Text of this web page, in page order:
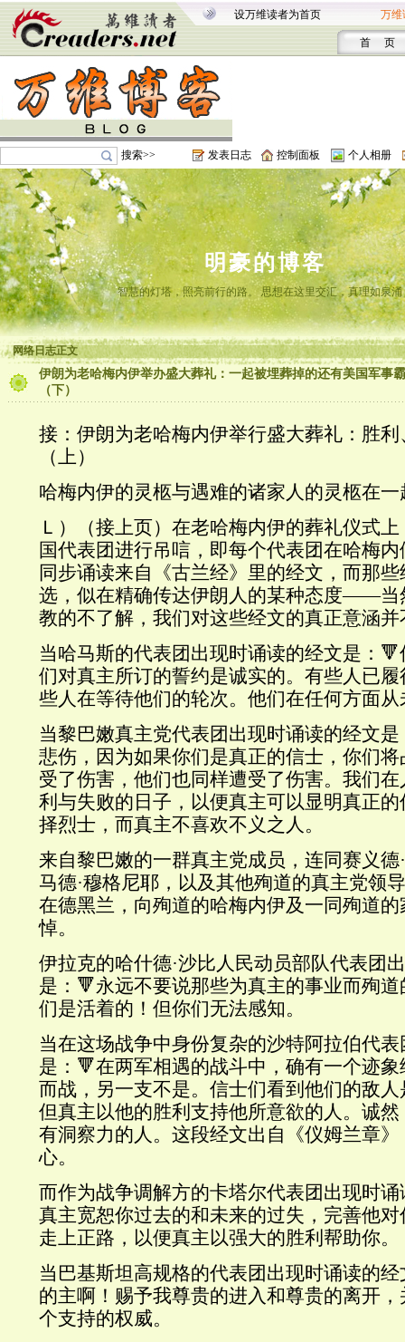
设万维读者为首页 万维
首 页
搜索>> 发表日志 控制面板 个人相册
明豪的博客
智慧的灯塔，照亮前行的路。 思想在这里交汇，真理如泉涌
网络日志正文
伊朗为老哈梅内伊举办盛大葬礼：一起被埋葬掉的还有美国军事
（下）
接：伊朗为老哈梅内伊举行盛大葬礼：胜
（上）
哈梅内伊的灵柩与遇难的诸家人的灵柩在
Ｌ）（接上页）在老哈梅内伊的葬礼仪式
国代表团进行吊唁，即每个代表团在哈梅
同步诵读来自《古兰经》里的经文，而那
选，似在精确传达伊朗人的某种态度——当
教的不了解，我们对这些经文的真正意涵
当哈马斯的代表团出现时诵读的经文是：
们对真主所订的誓约是诚实的。有些人已
些人在等待他们的轮次。他们在任何方面
当黎巴嫩真主党代表团出现时诵读的经文
悲伤，因为如果你们是真正的信士，你们
受了伤害，他们也同样遭受了伤害。我们
利与失败的日子，以便真主可以显明真正
择烈士，而真主不喜欢不义之人。
来自黎巴嫩的一群真主党成员，连同赛义德
马德·穆格尼耶，以及其他殉道的真主党领
在德黑兰，向殉道的哈梅内伊及一同殉道
悼。
伊拉克的哈什德·沙比人民动员部队代表团
是：🔻永远不要说那些为真主的事业而殉
们是活着的！但你们无法感知。
当在这场战争中身份复杂的沙特阿拉伯代
是：🔻在两军相遇的战斗中，确有一个迹
而战，另一支不是。信士们看到他们的敌
但真主以他的胜利支持他所意欲的人。诚
有洞察力的人。这段经文出自《仪姆兰章
心。
而作为战争调解方的卡塔尔代表团出现时
真主宽恕你过去的和未来的过失，完善他
走上正路，以便真主以强大的胜利帮助你。
当巴基斯坦高规格的代表团出现时诵读的
的主啊！赐予我尊贵的进入和尊贵的离开
个支持的权威。